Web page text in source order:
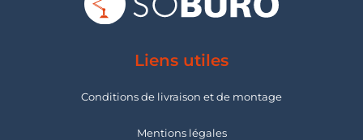
Liens utiles
Conditions de livraison et de montage
Mentions légales